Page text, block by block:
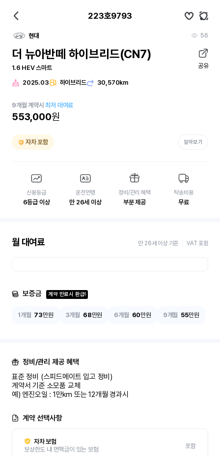
223호9793
현대 56
더 뉴아반떼 하이브리드(CN7)
1.6 HEV 스마트 공유
2025.03 하이브리드 30,570km
9개월 계약시최저 대여료
553,000원
자차 포함 알아보기
신용등급
6등급 이상
운전연령
만 26세 이상
정비/관리 혜택
부분 제공
탁송비용
무료
월 대여료 만 26세 이상 기준 VAT 포함
보증금 계약 만료시 환급!
1개월 73만원 3개월 68만원 6개월 60만원 9개월 55만원
정비/관리 제공 혜택
표준 정비 (스피드메이트 입고 정비)
계약서 기준 소모품 교체
예) 엔진오일 : 1만km 또는 12개월 경과시
계약 선택사항
자차 보험
보상한도 내 면책금이 있는 보험
포함